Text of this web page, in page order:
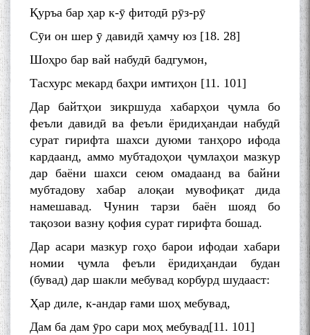
Қуръа бар ҳар к-ӯ фитодӣ рӯз-рӯ
Сӯи он шер ӯ давидӣ ҳамчу юз [18. 28]
Шоҳро бар вай набудӣ бадгумон,
Тасхурс мекард баҳри имтиҳон [11. 101]
Дар байтҳои зикршуда хабарҳои ҷумла бо
феъли давидӣ ва феъли ёридиҳандаи набудӣ
сурат гирифта шахси дуюми танҳоро ифода
кардаанд, аммо мубтадоҳои ҷумлаҳои мазкур
дар баёни шахси сеюм омадаанд ва байни
мубтадову хабар алоқаи мувофиқат дида
намешавад. Чунин тарзи баён шояд бо
тақозои вазну қофия сурат гирифта бошад.
Дар асари мазкур гоҳо барои ифодаи хабари
номии ҷумла феъли ёридиҳандаи будан
(бувад) дар шакли мебувад корбурд шудааст:
Ҳар диле, к-андар ғами шоҳ мебувад,
Дам ба дам ӯро сари моҳ мебувад[11. 101]